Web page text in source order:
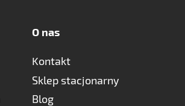
O nas
Kontakt
Sklep stacjonarny
Blog